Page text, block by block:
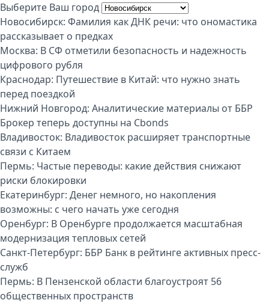
Выберите Ваш город
Новосибирск: Фамилия как ДНК речи: что ономастика
рассказывает о предках
Москва: В СФ отметили безопасность и надежность
цифрового рубля
Краснодар: Путешествие в Китай: что нужно знать
перед поездкой
Нижний Новгород: Аналитические материалы от ББР
Брокер теперь доступны на Cbonds
Владивосток: Владивосток расширяет транспортные
связи с Китаем
Пермь: Частые переводы: какие действия снижают
риски блокировки
Екатеринбург: Денег немного, но накопления
возможны: с чего начать уже сегодня
Оренбург: В Оренбурге продолжается масштабная
модернизация тепловых сетей
Санкт-Петербург: ББР Банк в рейтинге активных пресс-
служб
Пермь: В Пензенской области благоустроят 56
общественных пространств